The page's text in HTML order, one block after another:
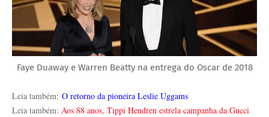
Faye Duaway e Warren Beatty na entrega do Oscar de 2018
Leia também: O retorno da pioneira Leslie Uggams
Leia também: Aos 88 anos, Tippi Hendren estrela campanha da Gucci